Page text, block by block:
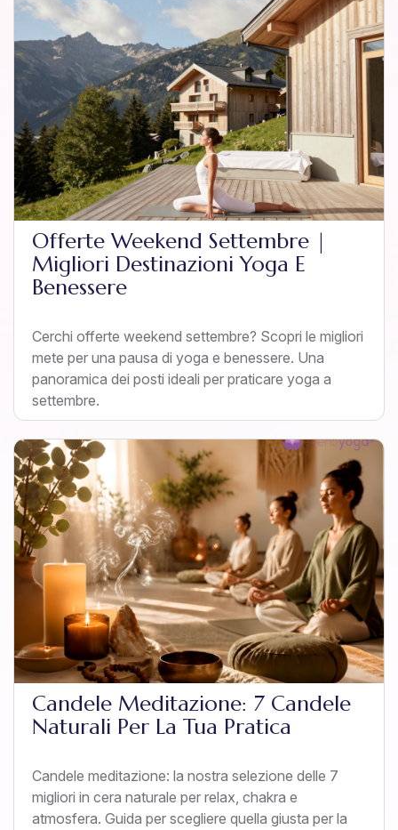
Offerte Weekend Settembre |
Migliori Destinazioni Yoga E
Benessere
Cerchi offerte weekend settembre? Scopri le migliori
mete per una pausa di yoga e benessere. Una
panoramica dei posti ideali per praticare yoga a
settembre.
Candele Meditazione: 7 Candele
Naturali Per La Tua Pratica
Candele meditazione: la nostra selezione delle 7
migliori in cera naturale per relax, chakra e
atmosfera. Guida per scegliere quella giusta per la